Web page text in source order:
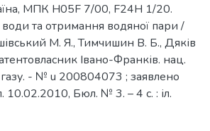
МПК H05F 7/00, F24H 1/20.
води та отримання водяної пари /
М. Я., Тимчишин В. Б., Дяків
Івано-Франків. нац.
- № u 200804073 ; заявлено
10.02.2010, Бюл. № 3. – 4 с. : іл.